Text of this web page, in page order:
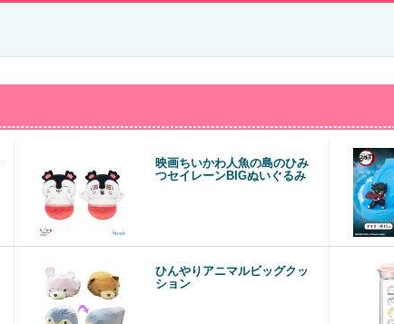
映画ちいかわ人魚の島のひみ
つセイレーンBIGぬいぐるみ
ひんやりアニマルビッグクッ
ション